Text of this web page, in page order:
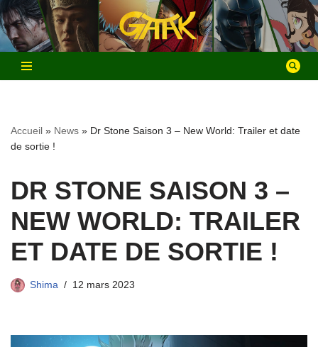
Aller
au
contenu
Accueil » News » Dr Stone Saison 3 – New World: Trailer et date
de sortie !
DR STONE SAISON 3 –
NEW WORLD: TRAILER
ET DATE DE SORTIE !
Shima 12 mars 2023